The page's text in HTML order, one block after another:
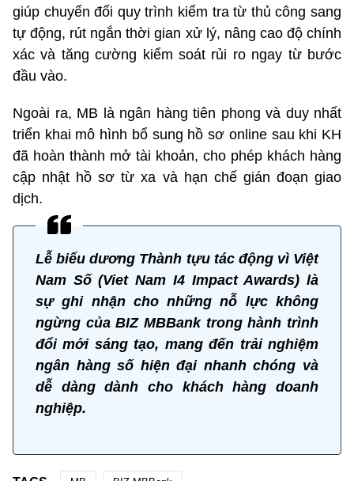
giúp chuyển đổi quy trình kiểm tra từ thủ công sang
tự động, rút ngắn thời gian xử lý, nâng cao độ chính
xác và tăng cường kiểm soát rủi ro ngay từ bước
đầu vào.
Ngoài ra, MB là ngân hàng tiên phong và duy nhất
triển khai mô hình bổ sung hồ sơ online sau khi KH
đã hoàn thành mở tài khoản, cho phép khách hàng
cập nhật hồ sơ từ xa và hạn chế gián đoạn giao
dịch.
Lễ biểu dương Thành tựu tác động vì Việt
Nam Số (Viet Nam I4 Impact Awards) là
sự ghi nhận cho những nỗ lực không
ngừng của BIZ MBBank trong hành trình
đổi mới sáng tạo, mang đến trải nghiệm
ngân hàng số hiện đại nhanh chóng và
dễ dàng dành cho khách hàng doanh
nghiệp.